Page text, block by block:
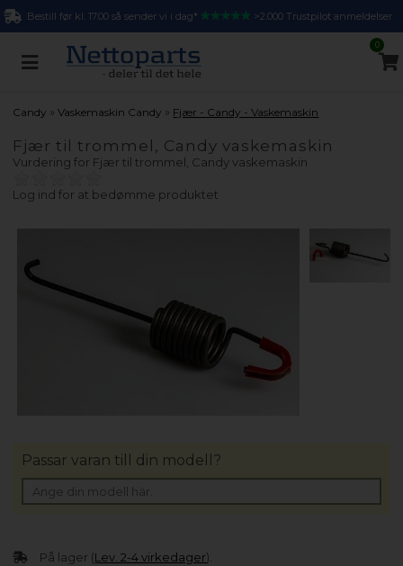
Bestill før kl. 17.00 så sender vi i dag* >2.000 Trustpilot anmeldelser
0
Candy »Vaskemaskin Candy » Fjær - Candy - Vaskemaskin
Fjær til trommel, Candy vaskemaskin
Vurdering for Fjær til trommel, Candy vaskemaskin
Log ind for at bedømme produktet
På lager (Lev. 2-4 virkedager).
Passar varan till din modell?